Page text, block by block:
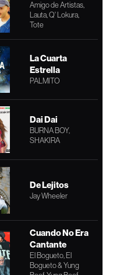
Amigo de Artistas,
Lauta, Q' Lokura,
Tote
La Cuarta
Estrella
PALMITO
Dai Dai
BURNA BOY,
SHAKIRA
De Lejitos
Jay Wheeler
Cuando No Era
Cantante
El Bogueto, El
Bogueto & Yung